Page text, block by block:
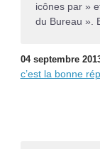
icônes par »
du Bureau ».
04 septembre
c’est la bonne